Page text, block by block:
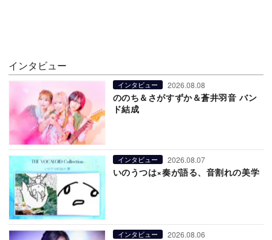
インタビュー
インタビュー 2026.08.08
ののち＆さがすずか＆蒼井羽音 バン
ド結成
インタビュー 2026.08.07
いのうつは×奏が語る、音割れの美学
インタビュー 2026.08.06